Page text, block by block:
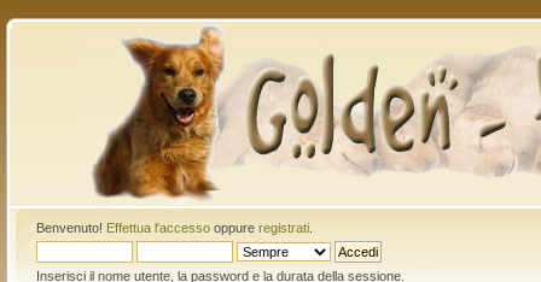
Benvenuto! Effettua l'accessooppure registrati.
Inserisci il nome utente, la password e la durata della sessione.